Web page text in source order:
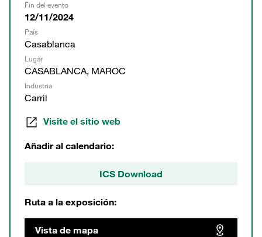
Fin del evento
12/11/2024
País
Casablanca
Lugar
CASABLANCA, MAROC
Industria
Carril
Visite el sitio web
Añadir al calendario:
ICS Download
Ruta a la exposición:
Vista de mapa